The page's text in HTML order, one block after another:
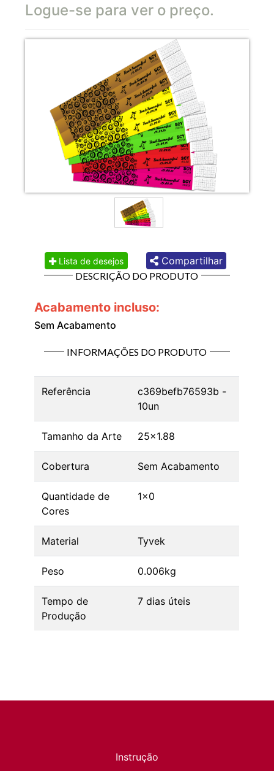
Logue-se para ver o preço.
Lista de desejos Compartilhar
DESCRIÇÃO DO PRODUTO
Acabamento incluso:
Sem Acabamento
INFORMAÇÕES DO PRODUTO
Referência
c369befb76593b -
10un
Tamanho da Arte 25x1.88
Cobertura Sem Acabamento
Quantidade de
Cores
1x0
Material Tyvek
Peso 0.006kg
Tempo de
Produção
7 dias úteis
Instrução